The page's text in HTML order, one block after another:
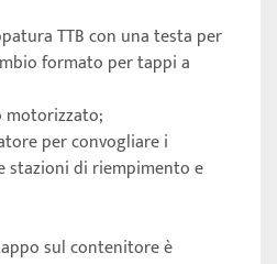
TTB con una testa per
formato per tappi a
motorizzato;
per convogliare i
stazioni di riempimento e
sul contenitore è